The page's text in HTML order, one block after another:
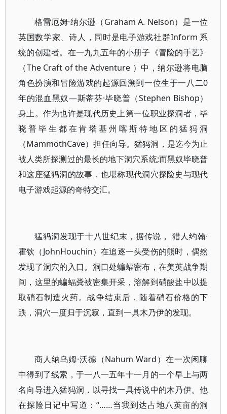
格雷厄姆·纳尔逊（Graham A. Nelson）是一位
英国数学家、诗人，同时是电子游戏社群Inform 系
统的创建者。在一九九五年的小册子《冒险的手艺》
（The Craft of the Adventure ）中，纳尔逊将电脑
角色扮演和冒险游戏的起源回溯到一位生于一八二0
年的混血黑奴—斯蒂芬·毕晓普（Stephen Bishop）
身上。作为也许是现代历史上第一位职业探洞者，毕
晓普毕生都在肯塔基州喀斯特地区的猛犸洞
（MammothCave）担任向导。猛犸洞，是迄今为止
被人类所探测过的最长的地下洞穴系统;而黑奴毕晓普
和这座猛犸洞的故事，也堪称现代洞穴探险史与现代
电子游戏起源的奇特交汇。
猛犸洞发现于十八世纪末，据传说， 猎人约翰·
霍钦（JohnHouchin）在追逐一头受伤的熊时，偶然
发现了洞穴的入口。洞口处蝙蝠密布，在美英战争期
间，这里的蝙蝠粪被密集开采，溶解到硝酸盐中以提
取硝石制造火药。战争结束后，随着硝石价格的下
跌，洞穴一度归于沉寂，直到一具木乃伊的发现。
商人纳乌姆·沃德（Nahum Ward）在一次闲聊
中得到了线索，于一八一五年十一月的一个早上与两
名向导进入猛犸洞，以寻找一具传说中的木乃伊。他
在探险日记中写道：“……当我到达占地八英亩的洞